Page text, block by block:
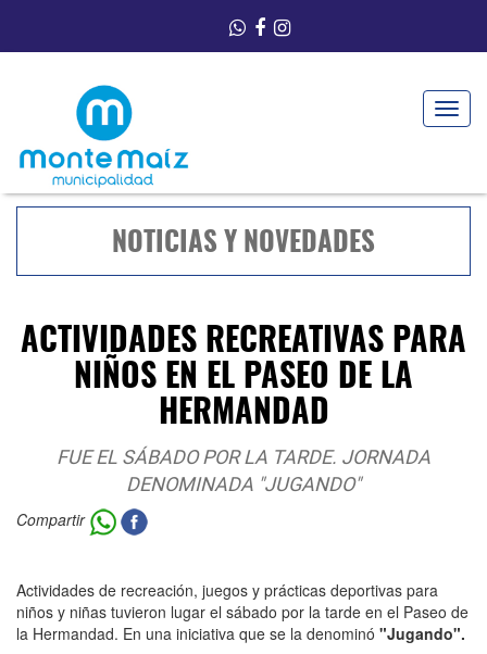
Toggle
NOTICIAS Y NOVEDADES
ACTIVIDADES RECREATIVAS PARA
NIÑOS EN EL PASEO DE LA
HERMANDAD
FUE EL SÁBADO POR LA TARDE. JORNADA
DENOMINADA "JUGANDO"
Compartir
Actividades de recreación, juegos y prácticas deportivas para
niños y niñas tuvieron lugar el sábado por la tarde en el Paseo de
la Hermandad. En una iniciativa que se la denominó "Jugando".